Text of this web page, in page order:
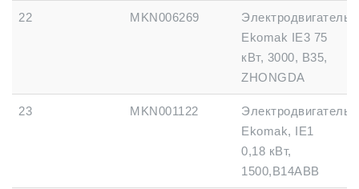
22 MKN006269
Электродвигатель
Ekomak IE3 75
кВт, 3000, B35,
ZHONGDA
23 MKN001122
Электродвигатель
Ekomak, IE1
0,18 кВт,
1500,B14ABB